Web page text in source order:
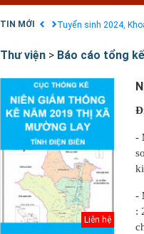
TIN MỚI
Tuyển sinh 2024,
GIAO LƯU TRỰC
Thư viện > Báo cáo tổng
Liên hệ
-
-
: